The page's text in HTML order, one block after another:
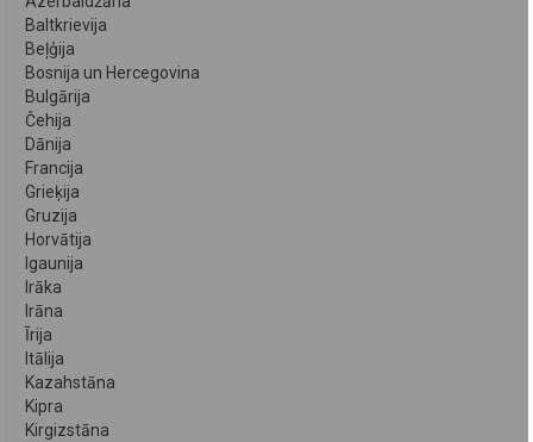
Baltkrievija
Beļģija
Bosnija un Hercegovina
Bulgārija
Čehija
Dānija
Francija
Grieķija
Gruzija
Horvātija
Igaunija
Irāka
Irāna
Īrija
Itālija
Kazahstāna
Kipra
Kirgizstāna